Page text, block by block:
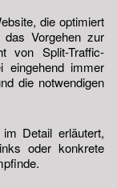
die optimiert
Vorgehen zur
von Split-Traffic-
eingehend immer
die notwendigen
Detail erläutert,
oder konkrete